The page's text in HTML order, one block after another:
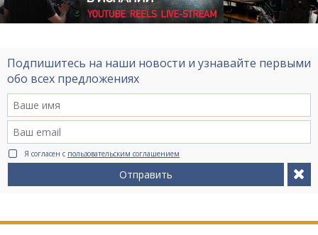
Подпишитесь на наши новости и узнавайте первыми
обо всех предложениях
Я согласен с пользовательским соглашением
Отправить